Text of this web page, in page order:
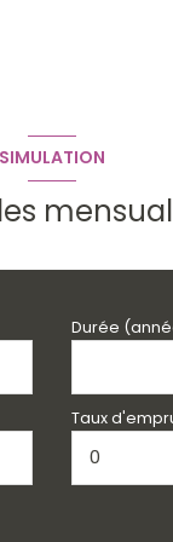
SIMULATION
Durée
Taux